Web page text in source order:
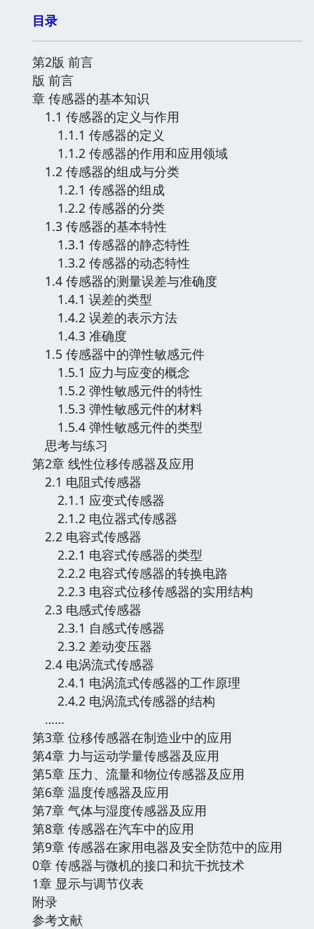
目录
第2版 前言
版 前言
章 传感器的基本知识
1.1 传感器的定义与作用
1.1.1 传感器的定义
1.1.2 传感器的作用和应用领域
1.2 传感器的组成与分类
1.2.1 传感器的组成
1.2.2 传感器的分类
1.3 传感器的基本特性
1.3.1 传感器的静态特性
1.3.2 传感器的动态特性
1.4 传感器的测量误差与准确度
1.4.1 误差的类型
1.4.2 误差的表示方法
1.4.3 准确度
1.5 传感器中的弹性敏感元件
1.5.1 应力与应变的概念
1.5.2 弹性敏感元件的特性
1.5.3 弹性敏感元件的材料
1.5.4 弹性敏感元件的类型
思考与练习
第2章 线性位移传感器及应用
2.1 电阻式传感器
2.1.1 应变式传感器
2.1.2 电位器式传感器
2.2 电容式传感器
2.2.1 电容式传感器的类型
2.2.2 电容式传感器的转换电路
2.2.3 电容式位移传感器的实用结构
2.3 电感式传感器
2.3.1 自感式传感器
2.3.2 差动变压器
2.4 电涡流式传感器
2.4.1 电涡流式传感器的工作原理
2.4.2 电涡流式传感器的结构
……
第3章 位移传感器在制造业中的应用
第4章 力与运动学量传感器及应用
第5章 压力、流量和物位传感器及应用
第6章 温度传感器及应用
第7章 气体与湿度传感器及应用
第8章 传感器在汽车中的应用
第9章 传感器在家用电器及安全防范中的应用
0章 传感器与微机的接口和抗干扰技术
1章 显示与调节仪表
附录
参考文献